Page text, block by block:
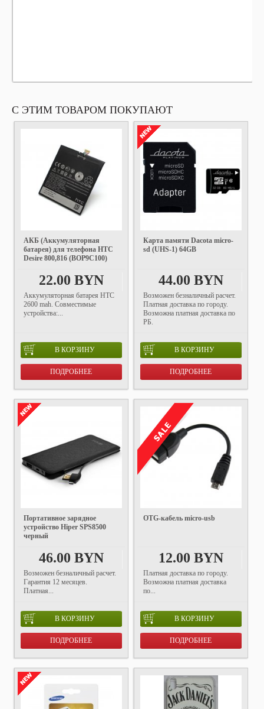
С ЭТИМ ТОВАРОМ ПОКУПАЮТ
АКБ (Аккумуляторная
батарея) для телефона HTC
Desire 800,816 (BOP9C100)
22.00 BYN
Аккумуляторная батарея HTC
2600 mah. Совместимые
устройства:...
В КОРЗИНУ
ПОДРОБНЕЕ
Карта памяти Dacota micro-
sd (UHS-1) 64GB
44.00 BYN
Возможен безналичный расчет.
Платная доставка по городу.
Возможна платная доставка по
РБ.
В КОРЗИНУ
ПОДРОБНЕЕ
Портативное зарядное
устройство Hiper SPS8500
черный
46.00 BYN
Возможен безналичный расчет.
Гарантия 12 месяцев.
Платная...
В КОРЗИНУ
ПОДРОБНЕЕ
OTG-кабель micro-usb
12.00 BYN
Платная доставка по городу.
Возможна платная доставка
по...
В КОРЗИНУ
ПОДРОБНЕЕ